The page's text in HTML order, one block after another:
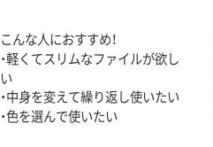
こんな人におすすめ！
・軽くてスリムなファイルが欲し
い
・中身を変えて繰り返し使いたい
・色を選んで使いたい